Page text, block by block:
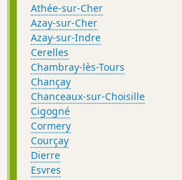
Athée-sur-Cher
Azay-sur-Cher
Azay-sur-Indre
Cerelles
Chambray-lès-Tours
Chançay
Chanceaux-sur-Choisille
Cigogné
Cormery
Courçay
Dierre
Esvres